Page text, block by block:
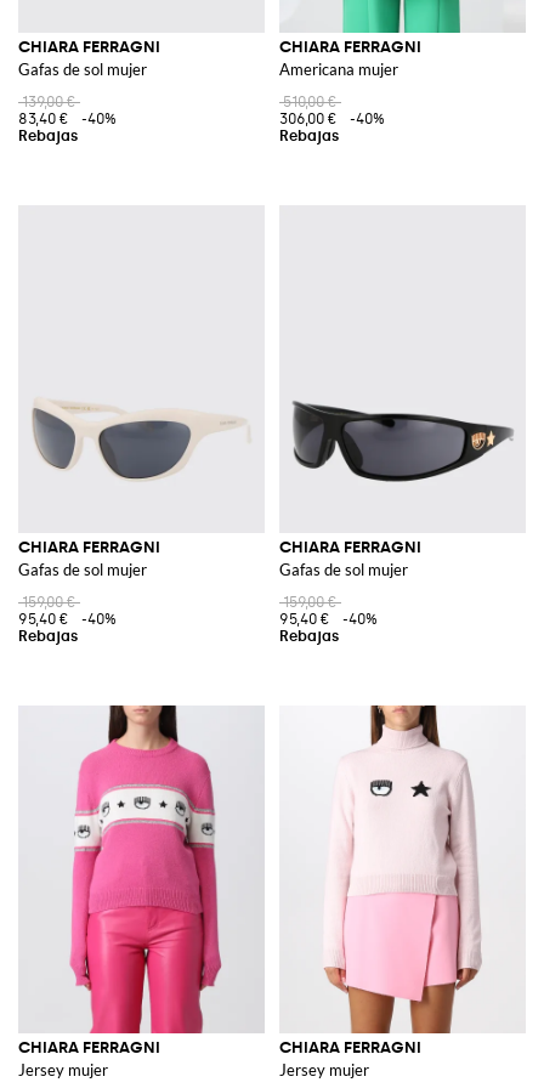
CHIARA FERRAGNI
Gafas de sol mujer
139,00 €
83,40 €
-40%
CHIARA FERRAGNI
Americana mujer
510,00 €
306,00 €
-40%
CHIARA FERRAGNI
Gafas de sol mujer
159,00 €
95,40 €
-40%
CHIARA FERRAGNI
Gafas de sol mujer
159,00 €
95,40 €
-40%
CHIARA FERRAGNI
Jersey mujer
CHIARA FERRAGNI
Jersey mujer